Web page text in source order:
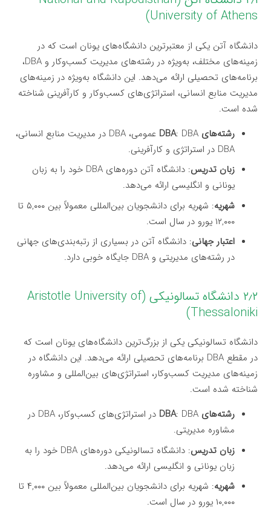
University of Athens)
دانشگاه آتن یکی از معتبرترین دانشگاه‌های یونان است که در
زمینه‌های مختلف، به‌ویژه در رشته‌های مدیریت کسب‌وکار و DBA،
برنامه‌های تحصیلی ارائه می‌دهد. این دانشگاه به‌ویژه در زمینه‌های
مدیریت منابع انسانی، استراتژی‌های کسب‌وکار و کارآفرینی شناخته
شده است.
رشته‌های DBA
: DBA عمومی، DBA در مدیریت منابع انسانی،
DBA در استراتژی و کارآفرینی.
زبان تدریس
: دانشگاه آتن دوره‌های DBA خود را به زبان
یونانی و انگلیسی ارائه می‌دهد.
شهریه
: شهریه برای دانشجویان بین‌المللی معمولاً بین ۵,۰۰۰ تا
۱۲,۰۰۰ یورو در سال است.
اعتبار جهانی: دانشگاه آتن در بسیاری از رتبه‌بندی‌های جهانی
در رشته‌های مدیریتی و DBA جایگاه خوبی دارد.
۲٫۲ دانشگاه تسالونیکی (Aristotle University of
Thessaloniki)
دانشگاه تسالونیکی یکی از بزرگ‌ترین دانشگاه‌های یونان است که
در مقطع DBA برنامه‌های تحصیلی ارائه می‌دهد. این دانشگاه در
زمینه‌های مدیریت کسب‌وکار، استراتژی‌های بین‌المللی و مشاوره
شناخته شده است.
رشته‌های DBA
: DBA در استراتژی‌های کسب‌وکار، DBA در
مشاوره مدیریتی.
زبان تدریس
: دانشگاه تسالونیکی دوره‌های DBA خود را به
زبان یونانی و انگلیسی ارائه می‌دهد.
شهریه
: شهریه برای دانشجویان بین‌المللی معمولاً بین ۴,۰۰۰ تا
۱۰,۰۰۰ یورو در سال است.